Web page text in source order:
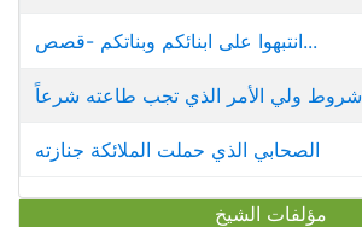
انتبهوا على ابنائكم وبناتكم -قصص...
شروط ولي الأمر الذي تجب طاعته شرعاً
الصحابي الذي حملت الملائكة جنازته
مؤلفات الشيخ